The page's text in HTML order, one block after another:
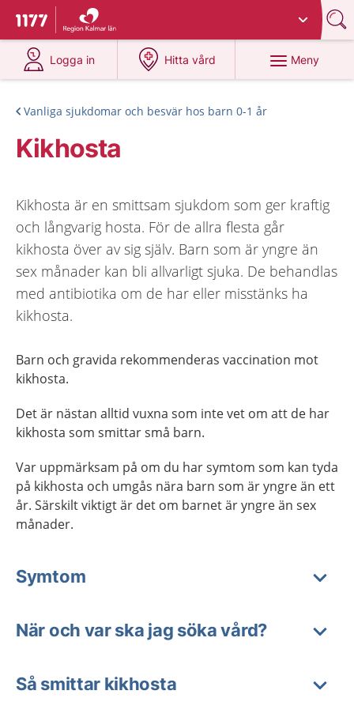
Till startsidan för 1177
Du har valt region
Logga in
på 1177.se
Hitta vård
på 1177.se
Meny
Vanliga sjukdomar och besvär hos barn 0-1 år
Kikhosta
Kikhosta är en smittsam sjukdom som ger kraftig
och långvarig hosta. För de allra flesta går
kikhosta över av sig själv. Barn som är yngre än
sex månader kan bli allvarligt sjuka. De behandlas
med antibiotika om de har eller misstänks ha
kikhosta.
Barn och gravida rekommenderas vaccination mot
kikhosta.
Det är nästan alltid vuxna som inte vet om att de har
kikhosta som smittar små barn.
Var uppmärksam på om du har symtom som kan tyda
på kikhosta och umgås nära barn som är yngre än ett
år. Särskilt viktigt är det om barnet är yngre än sex
månader.
Symtom
När och var ska jag söka vård?
Så smittar kikhosta